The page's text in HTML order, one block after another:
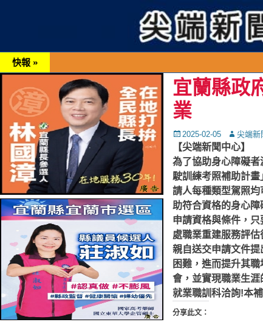
快報 »
宜蘭縣政
業
Posted
on
2025-02-05 Autor尖端新
【尖端新聞中心】
為了協助身心障礙
駛訓練考照補助計
請人每種類型駕照
助符合資格的身心障
申請資格與條件，
處職業重建服務評
親自送交申請文件提
困難，進而提升其
會，並實現職業生涯
就業職訓科洽詢!本
分享此文：